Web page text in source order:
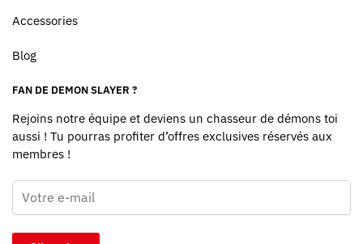
Accessories
Blog
FAN DE DEMON SLAYER ?
Rejoins notre équipe et deviens un chasseur de démons toi
aussi ! Tu pourras profiter d’offres exclusives réservés aux
membres !